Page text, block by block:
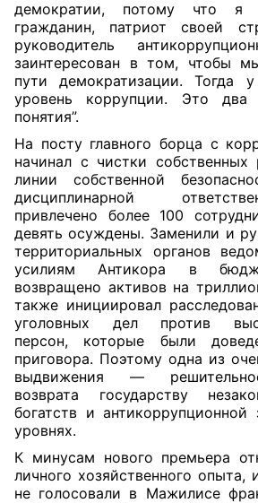
демократии, потому что я
гражданин, патриот своей
руководитель
заинтересован в том, чтобы
пути демократизации. Тогда
уровень коррупции. Это два
понятия”.
На посту главного борца с
начинал с чистки
линии собственной
дисциплинарной
привлечено более 100
девять осуждены. Заменили и
территориальных органов
усилиям Антикора в
возвращено активов на
также инициировал
уголовных дел против
персон, которые были
приговора. Поэтому одна из
выдвижения —
возврата государству
богатств и антикоррупционной
уровнях.
К минусам нового премьера
личного хозяйственного опыта,
не голосовали в Мажилисе